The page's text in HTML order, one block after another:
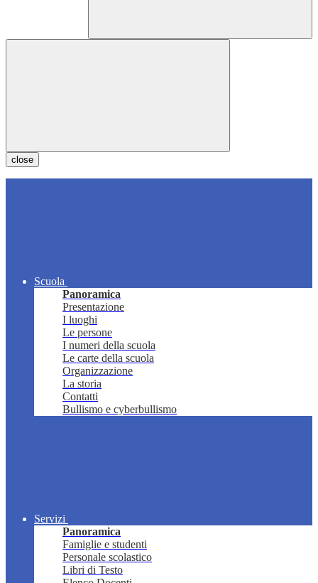
close
Scuola
Panoramica
Presentazione
I luoghi
Le persone
I numeri della scuola
Le carte della scuola
Organizzazione
La storia
Contatti
Bullismo e cyberbullismo
Servizi
Panoramica
Famiglie e studenti
Personale scolastico
Libri di Testo